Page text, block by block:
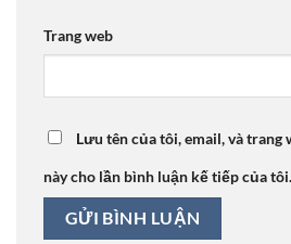
Trang web
Lưu tên của tôi, email, và
này cho lần bình luận kế tiếp của tôi.